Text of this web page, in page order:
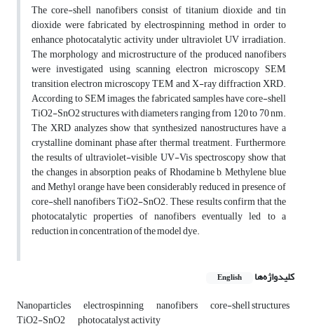
The core-shell nanofibers consist of titanium dioxide and tin
dioxide were fabricated by ‎electrospinning ‎method in order to
enhance photocatalytic activity under ultraviolet UV ‎irradiation.
The morphology and ‎microstructure of the produced nanofibers
were investigated ‎using scanning electron microscopy SEM,
‎transition electron microscopy TEM and X-ray ‎diffraction XRD.
According to SEM images, the ‎fabricated samples have core-shell
TiO2-SnO2 ‎structures with diameters ranging from 120 to 70 nm.
The ‎XRD analyzes show that synthesized ‎nanostructures have a
crystalline dominant phase after thermal ‎treatment. Furthermore,
the results ‎of ultraviolet-visible UV-Vis spectroscopy show that
the changes in ‎absorption peaks of ‎Rhodamine b, Methylene blue
and Methyl orange have been considerably reduced in ‎presence of
‎core-shell nanofibers TiO2-SnO2. These results confirm that the
photocatalytic properties ‎of ‎nanofibers eventually led to a
reduction in concentration of the model dye.‎
کلیدواژه‌ها English
Nanoparticles electrospinning nanofibers core-shell structures
TiO2-SnO2 photocatalyst ‎activity ‎